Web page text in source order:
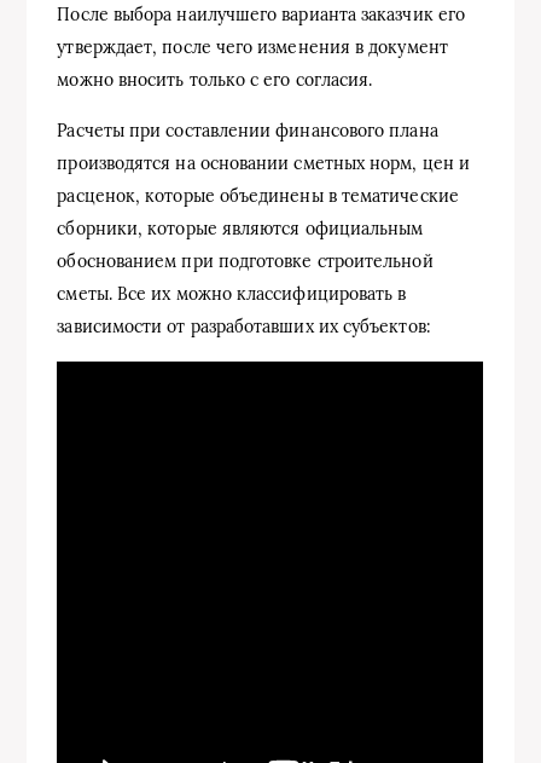
После выбора наилучшего варианта заказчик его
утверждает, после чего изменения в документ
можно вносить только с его согласия.
Расчеты при составлении финансового плана
производятся на основании сметных норм, цен и
расценок, которые объединены в тематические
сборники, которые являются официальным
обоснованием при подготовке строительной
сметы. Все их можно классифицировать в
зависимости от разработавших их субъектов: